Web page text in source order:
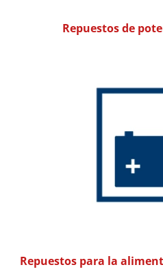
Repuestos de
Repuestos para la